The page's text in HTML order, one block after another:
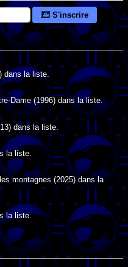
S'inscrire
dans la liste.
Dame (1996) dans la liste.
dans la liste.
la liste.
montagnes (2025) dans la
la liste.
la liste.